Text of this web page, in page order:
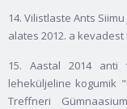
14. Vilistlaste Ants
alates 2012. a
15. Aastal 2014 anti
leheküljeline kogumik
Treffneri